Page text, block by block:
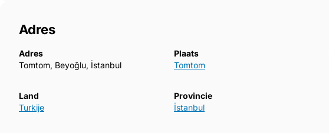
Adres
Adres
Tomtom, Beyoğlu, İstanbul
Plaats
Tomtom
Land
Turkije
Provincie
İstanbul